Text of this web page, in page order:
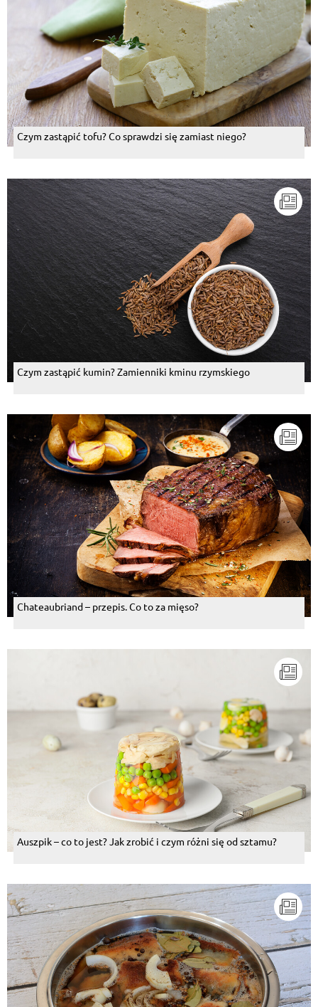
Czym zastąpić tofu? Co sprawdzi się zamiast niego?
Czym zastąpić kumin? Zamienniki kminu rzymskiego
Chateaubriand – przepis. Co to za mięso?
Auszpik – co to jest? Jak zrobić i czym różni się od sztamu?